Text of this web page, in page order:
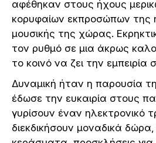
αφέθηκαν στους ήχους
κορυφαίων εκπροσώπων της
μουσικής της χώρας.
τον ρυθμό σε μια άκρως
το κοινό να ζει την εμπειρία
Δυναμική ήταν η παρουσία
έδωσε την ευκαιρία στους
γυρίσουν έναν ηλεκτρονικό
διεκδικήσουν μοναδικά